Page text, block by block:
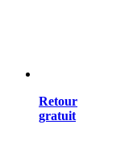
Retour
gratuit